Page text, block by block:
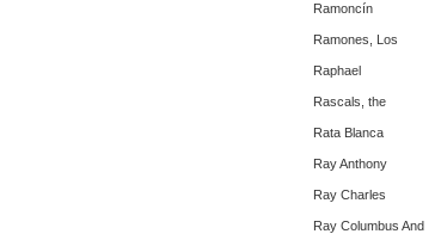
Ramoncín
Ramones, Los
Raphael
Rascals, the
Rata Blanca
Ray Anthony
Ray Charles
Ray Columbus And